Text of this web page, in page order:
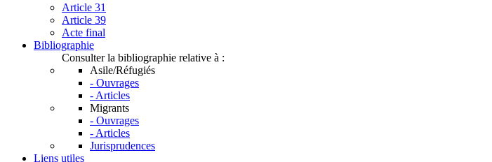
Article 31
Article 39
Acte final
Bibliographie
Consulter la bibliographie relative à :
Asile/Réfugiés
- Ouvrages
- Articles
Migrants
- Ouvrages
- Articles
Jurisprudences
Liens utiles